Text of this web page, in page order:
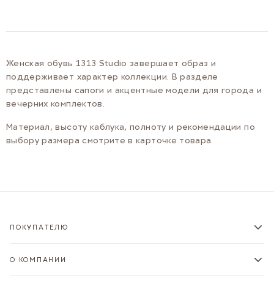
Женская обувь 1313 Studio завершает образ и
поддерживает характер коллекции. В разделе
представлены сапоги и акцентные модели для города и
вечерних комплектов.
Материал, высоту каблука, полноту и рекомендации по
выбору размера смотрите в карточке товара.
ПОКУПАТЕЛЮ
О КОМПАНИИ